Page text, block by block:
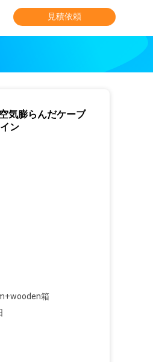
見積依頼
気膨らんだケーブ
ン
箱